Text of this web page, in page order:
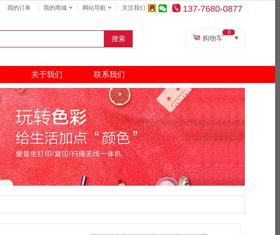
我的订单 我的商城 网站导航 关注我们 137-7680-0877
搜索 购物车
0
关于我们 联系我们